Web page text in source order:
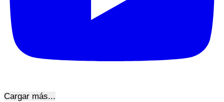
Cargar más...